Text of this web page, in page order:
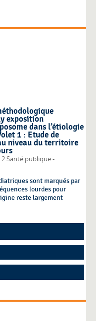
exposition
dans l’étiologie
1 : Etude de
niveau du territoire
Santé publique -
sont marqués par
lourdes pour
reste largement